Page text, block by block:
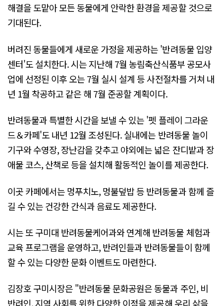
해결을 도맡아 모든 동물에게 안락한 환경을 제공할 것으로
기대된다.
버려진 동물들에게 새로운 가정을 제공하는 '반려동물 입양
센터'도 설치한다. 시는 지난해 7월 농림축산식품부 공모사
업에 선정된 이후 오는 7월 실시 설계 등 사전절차를 거쳐 내
년 1월 착공하고 같은 해 7월 준공할 계획이다.
반려동물과 특별한 시간을 보낼 수 있는 '펫 플레이 그라운
드＆카페'도 내년 12월 조성된다. 실내에는 반려동물 놀이
기구와 수영장, 장난감을 갖추고 야외에는 넓은 잔디밭과 장
애물 코스, 산책로 등을 설치해 활동적인 놀이를 제공한다.
이곳 카페에서는 멍푸치노, 멍불덮밥 등 반려동물과 함께 즐
길 수 있는 건강한 간식과 음료도 제공한다.
시는 또 구미대 반려동물케어과와 연계해 반려동물 체험과
교육 프로그램을 운영하고, 반려인들과 반려동물들이 함께
할 수 있는 다양한 문화 이벤트도 마련한다.
김장호 구미시장은 "반려동물 문화공원은 동물과 주인, 비
반려인, 지역 사회를 위한 다양한 이점을 제공해 우리 삶을